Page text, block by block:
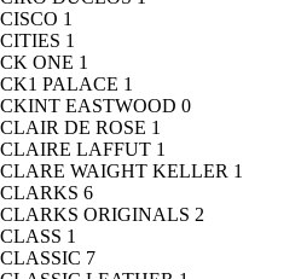
CISCO 1
CITIES 1
CK ONE 1
CK1 PALACE 1
CKINT EASTWOOD 0
CLAIR DE ROSE 1
CLAIRE LAFFUT 1
CLARE WAIGHT KELLER 1
CLARKS 6
CLARKS ORIGINALS 2
CLASS 1
CLASSIC 7